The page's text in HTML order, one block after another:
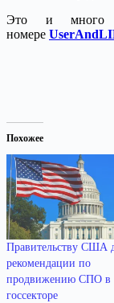
Это и много
номере
Похожее
Правительству США
рекомендации по
продвижению СПО в
госсекторе